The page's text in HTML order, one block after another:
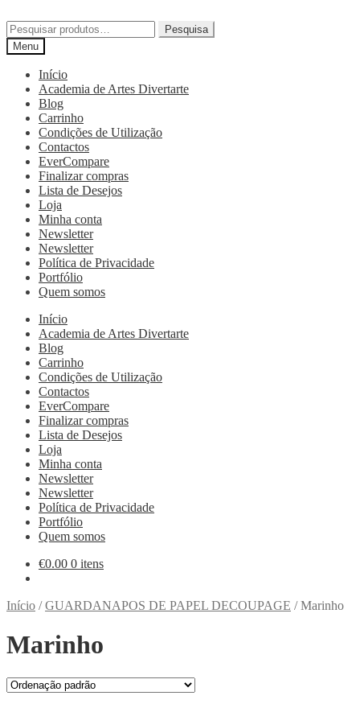
Pesquisa
Menu
Início
Academia de Artes Divertarte
Blog
Carrinho
Condições de Utilização
Contactos
EverCompare
Finalizar compras
Lista de Desejos
Loja
Minha conta
Newsletter
Newsletter
Política de Privacidade
Portfólio
Quem somos
Início
Academia de Artes Divertarte
Blog
Carrinho
Condições de Utilização
Contactos
EverCompare
Finalizar compras
Lista de Desejos
Loja
Minha conta
Newsletter
Newsletter
Política de Privacidade
Portfólio
Quem somos
€0.00 0 itens
Início /GUARDANAPOS DE PAPEL DECOUPAGE /Marinho
Marinho